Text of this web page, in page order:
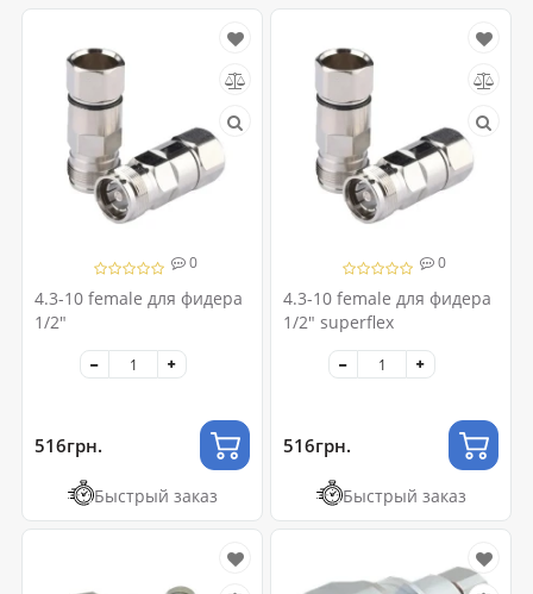
0
4.3-10 female для фидера
1/2"
516грн.
Быстрый заказ
0
4.3-10 female для фидера
1/2" superflex
516грн.
Быстрый заказ